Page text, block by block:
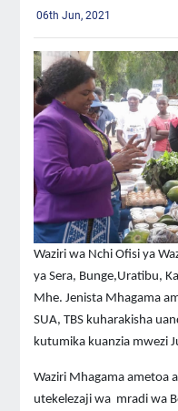
06th Jun, 2021
Waziri wa Nchi Ofisi ya
ya Sera, Bunge,Uratibu,
Mhe. Jenista Mhagama
SUA, TBS kuharakisha
kutumika kuanzia mwezi
Waziri Mhagama ametoa
utekelezaji wa mradi wa